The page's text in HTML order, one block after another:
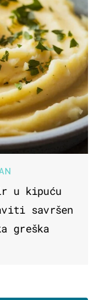
u kipuću
savršen
greška